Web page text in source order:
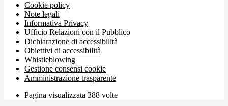
Cookie policy
Note legali
Informativa Privacy
Ufficio Relazioni con il Pubblico
Dichiarazione di accessibilità
Obiettivi di accessibilità
Whistleblowing
Gestione consensi cookie
Amministrazione trasparente
Pagina visualizzata 388 volte